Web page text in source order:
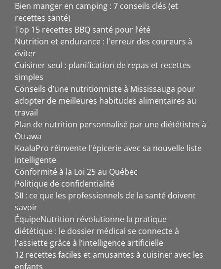
Bien manger en camping : 7 conseils clés (et
recettes santé)
Top 15 recettes BBQ santé pour l’été
Nutrition et endurance : l'erreur des coureurs à
éviter
Cuisiner seul : planification de repas et recettes
simples
Conseils d’une nutritionniste à Mississauga pour
adopter de meilleures habitudes alimentaires au
travail
Plan de nutrition personnalisé par une diététistes à
Ottawa
KoalaPro réinvente l'épicerie avec sa nouvelle liste
intelligente
Conformité à la Loi 25 au Québec
Politique de confidentialité
SII : ce que les professionnels de la santé doivent
savoir
ÉquipeNutrition révolutionne la pratique
diététique : le dossier médical se connecte à
l'assiette grâce à l'intelligence artificielle
12 recettes faciles et amusantes à cuisiner avec les
enfants